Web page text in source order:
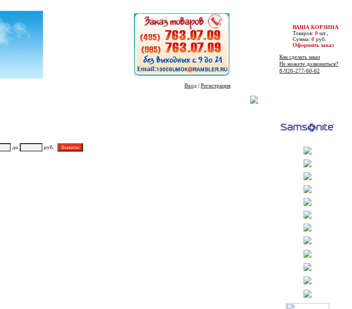
Вход | Регистрация
ВАША КОРЗИНА
Товаров: 0 шт.,
Сумма: 0 руб.
Оформить заказ
Как сделать заказ
Не можете дозвониться?
8-926-277-60-62
до руб.